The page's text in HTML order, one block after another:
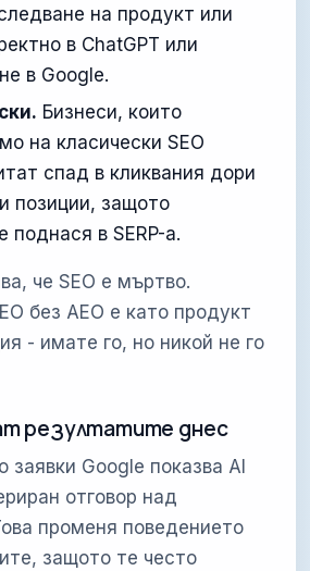
на продукт или
в ChatGPT или
в Google.
Бизнеси, които
на класически SEO
спад в кликвания дори
позиции, защото
поднася в SERP-а.
че SEO е мъртво.
без AEO е като продукт
- имате го, но никой не го
резултатите днес
заявки Google показва AI
отговор над
променя поведението
защото те често